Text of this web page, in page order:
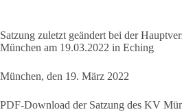
Satzung zuletzt geändert bei der
München am 19.03.2022 in Eching
München, den 19. März 2022
PDF-Download der Satzung des KV